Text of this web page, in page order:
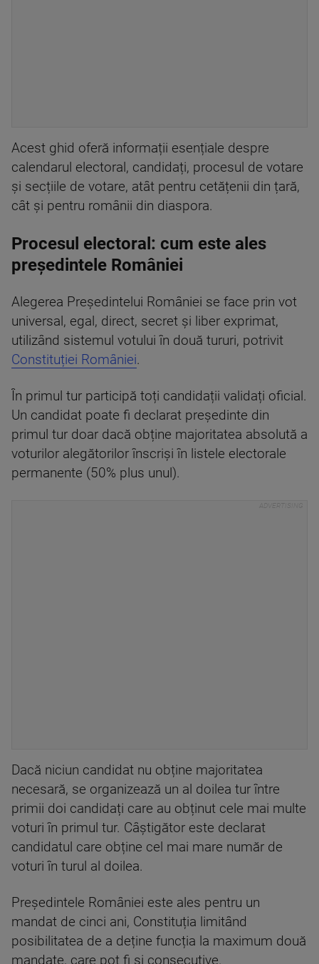
Acest ghid oferă informații esențiale despre
calendarul electoral, candidați, procesul de votare
și secțiile de votare, atât pentru cetățenii din țară,
cât și pentru românii din diaspora.
Procesul electoral: cum este ales
președintele României
Alegerea Președintelui României se face prin vot
universal, egal, direct, secret și liber exprimat,
utilizând sistemul votului în două tururi, potrivit
Constituției României.
În primul tur participă toți candidații validați oficial.
Un candidat poate fi declarat președinte din
primul tur doar dacă obține majoritatea absolută a
voturilor alegătorilor înscriși în listele electorale
permanente (50% plus unul).
Dacă niciun candidat nu obține majoritatea
necesară, se organizează un al doilea tur între
primii doi candidați care au obținut cele mai multe
voturi în primul tur. Câștigător este declarat
candidatul care obține cel mai mare număr de
voturi în turul al doilea.
Președintele României este ales pentru un
mandat de cinci ani, Constituția limitând
posibilitatea de a deține funcția la maximum două
mandate, care pot fi și consecutive.